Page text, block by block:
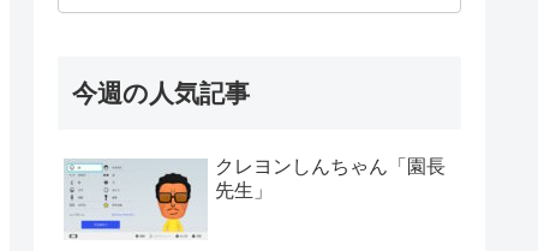
今週の人気記事
クレヨンしんちゃん「園長
先生」